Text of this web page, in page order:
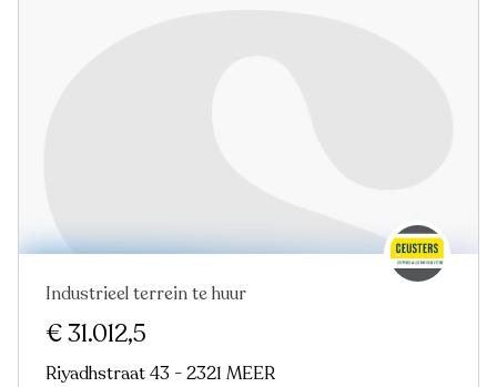
Industrieel terrein te huur
€ 31.012,5
Riyadhstraat 43 - 2321 MEER